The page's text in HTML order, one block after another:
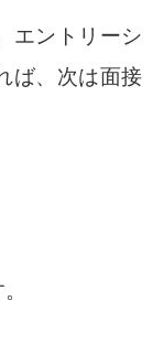
エントリーシ
ば、次は面接